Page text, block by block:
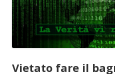
Vietato fare il